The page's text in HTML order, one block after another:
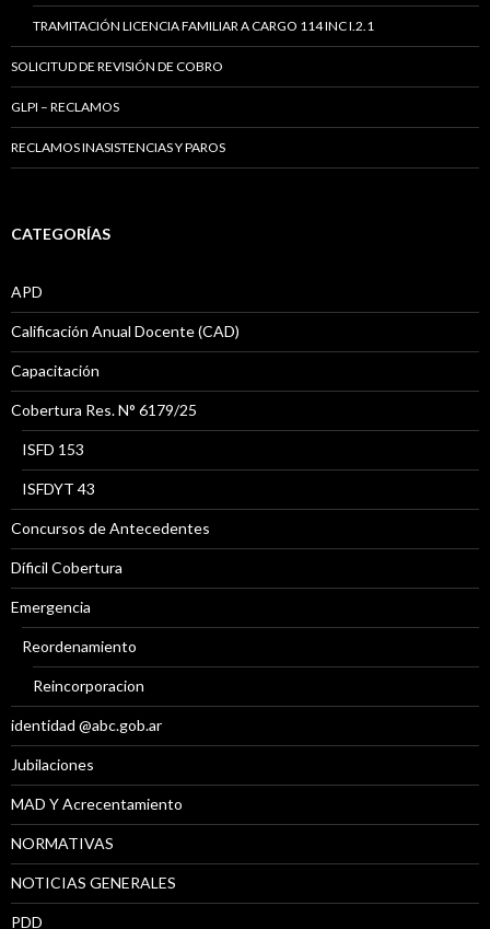
TRAMITACIÓN LICENCIA FAMILIAR A CARGO 114 INC I.2.1
SOLICITUD DE REVISIÓN DE COBRO
GLPI – RECLAMOS
RECLAMOS INASISTENCIAS Y PAROS
CATEGORÍAS
APD
Calificación Anual Docente (CAD)
Capacitación
Cobertura Res. N° 6179/25
ISFD 153
ISFDYT 43
Concursos de Antecedentes
Díficil Cobertura
Emergencia
Reordenamiento
Reincorporacion
identidad @abc.gob.ar
Jubilaciones
MAD Y Acrecentamiento
NORMATIVAS
NOTICIAS GENERALES
PDD